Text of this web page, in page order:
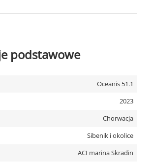
podstawowe
Oceanis 51.1
2023
Chorwacja
Sibenik i okolice
ACI marina Skradin